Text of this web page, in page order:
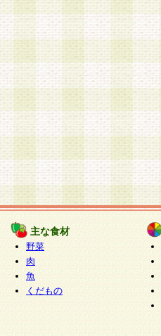
主な食材
野菜
肉
魚
くだもの